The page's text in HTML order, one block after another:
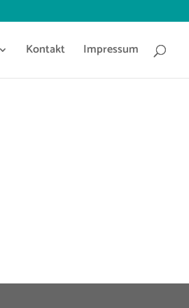
Kontakt Impressum